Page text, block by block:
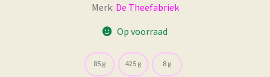
tot
€ 29,20
Merk: De Theefabriek
Op voorraad
85 g 425 g 8 g